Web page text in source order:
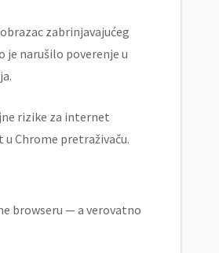
zabrinjavajućeg
je narušilo poverenje u
rizike za internet
u Chrome pretraživaču.
browseru — a verovatno